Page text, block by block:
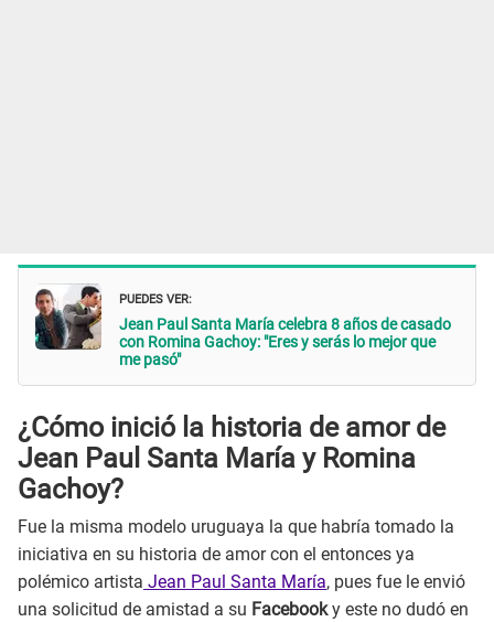
PUEDES VER:
Jean Paul Santa María celebra 8 años de casado
con Romina Gachoy: "Eres y serás lo mejor que
me pasó"
¿Cómo inició la historia de amor de
Jean Paul Santa María y Romina
Gachoy?
Fue la misma modelo uruguaya la que habría tomado la
iniciativa en su historia de amor con el entonces ya
polémico artista Jean Paul Santa María, pues fue le envió
una solicitud de amistad a su Facebooky este no dudó en